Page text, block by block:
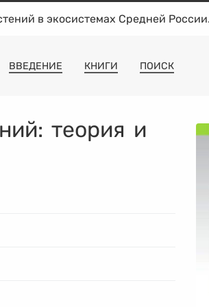
в экосистемах Средней
ВВЕДЕНИЕ КНИГИ ПОИСК
теория и